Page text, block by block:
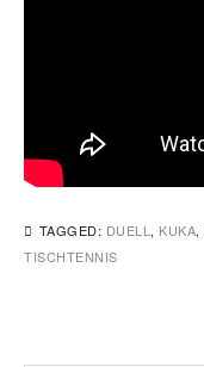
TAGGED: DUELL , KUKA,
TISCHTENNIS